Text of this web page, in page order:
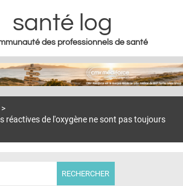
Jump to navigation
santé log
des professionnels de santé
SOIN À DOMICILE
>
réactives de l'oxygène ne sont pas toujours